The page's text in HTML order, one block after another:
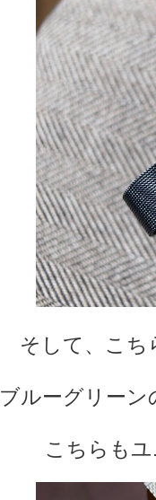
そして、こ
ブルーグリー
こちらも